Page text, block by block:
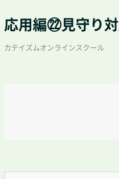
応用編㉒見守り
カテイズムオンラインスクール